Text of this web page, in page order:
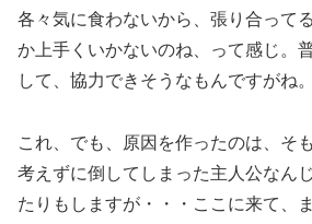
各々気に食わないから、張り合って
か上手くいかないのね、って感じ。
して、協力できそうなもんですがね。
これ、でも、原因を作ったのは、そ
考えずに倒してしまった主人公なん
たりもしますが・・・ここに来て、